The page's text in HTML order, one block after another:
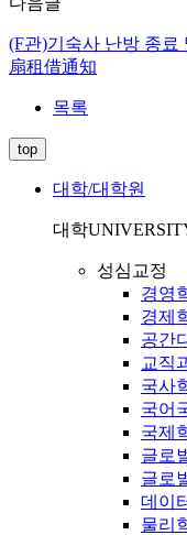
(F관)기숙사 난방 종료
扇租借通知
목록
top
대학/대학원
대학
성심교정
경영
경제
공간
교직
국사
국어
국제
글로
글로
데이
물리